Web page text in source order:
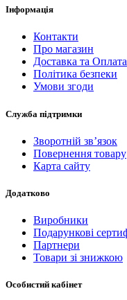
Інформація
Контакти
Про магазин
Доставка та Оплата
Політика безпеки
Умови згоди
Служба підтримки
Зворотній зв’язок
Повернення товару
Карта сайту
Додатково
Виробники
Подарункові
Партнери
Товари зі знижкою
Особистий кабінет